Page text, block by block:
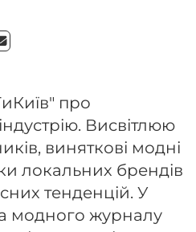
про
Висвітлюю
виняткові модні
локальних брендів
тенденцій. У
модного журналу